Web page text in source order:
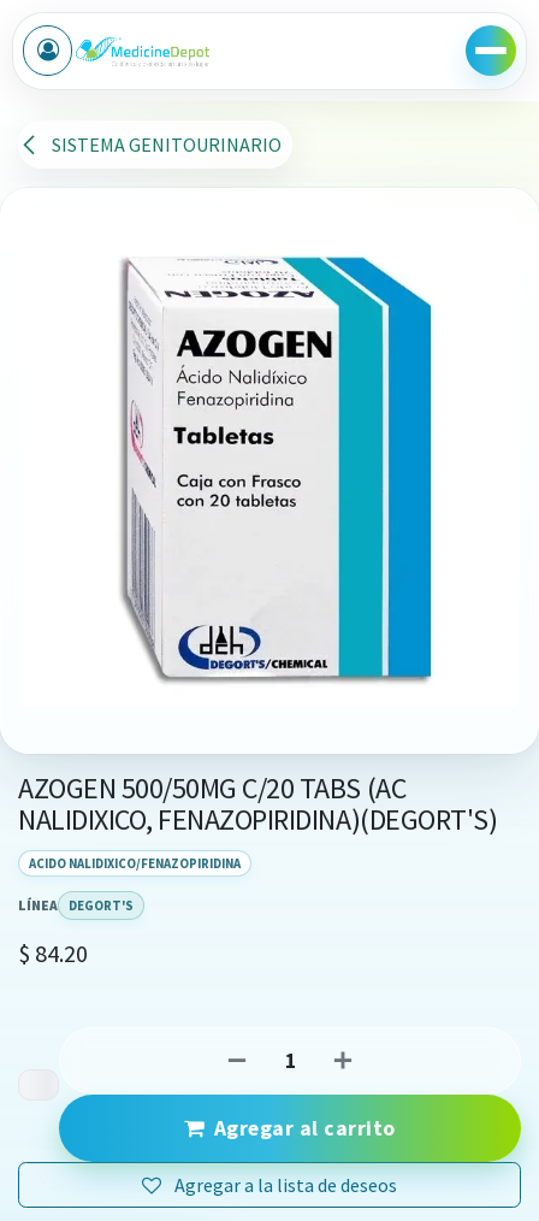
Ir al contenido
SISTEMA GENITOURINARIO
AZOGEN 500/50MG C/20 TABS (AC
NALIDIXICO, FENAZOPIRIDINA)(DEGORT'S)
ACIDO NALIDIXICO/FENAZOPIRIDINA
LÍNEA DEGORT'S
$ 84.20
Agregar al carrito
Agregar a la lista de deseos